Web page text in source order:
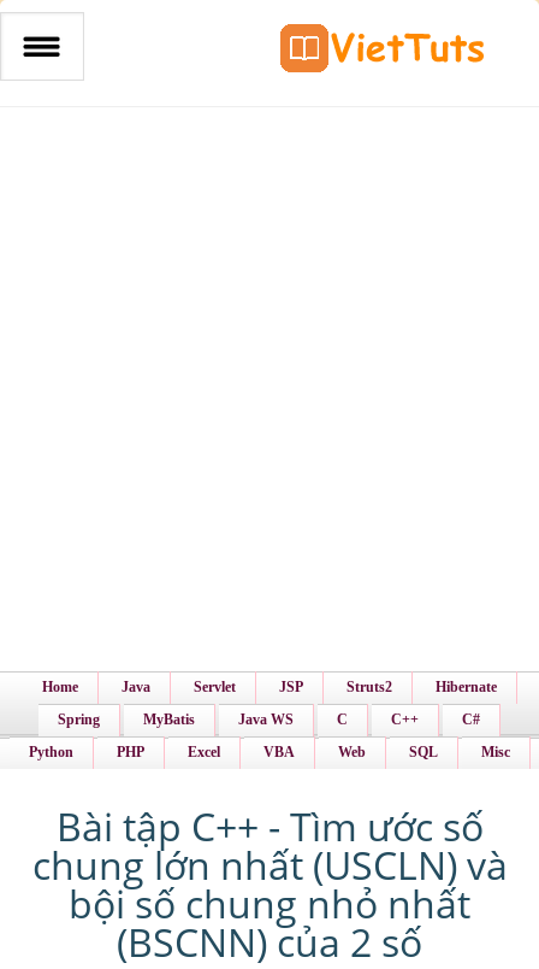
Home Java Servlet JSP Struts2
Hibernate
Spring
MyBatis Java WS C C++
C#
Python
PHP Excel VBA Web SQL Misc
Bài tập C++ - Tìm ước số
chung lớn nhất (USCLN) và
bội số chung nhỏ nhất
(BSCNN) của 2 số